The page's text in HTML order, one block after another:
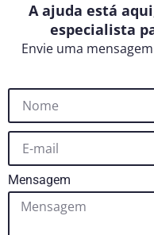
A ajuda está
especialista
Envie uma
Mensagem